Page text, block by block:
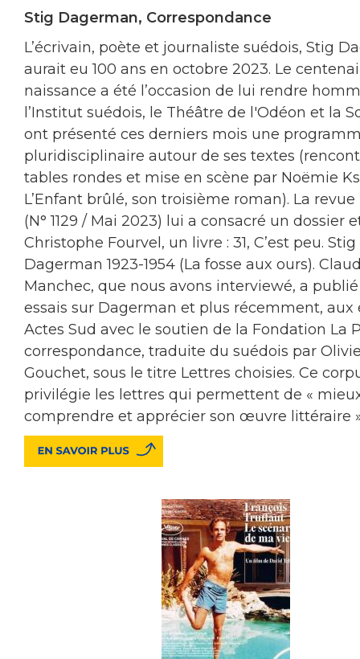
Stig Dagerman, Correspondance
L’écrivain, poète et journaliste suédois, Stig
aurait eu 100 ans en octobre 2023. Le
naissance a été l’occasion de lui rendre
l’Institut suédois, le Théâtre de l'Odéon et la
ont présenté ces derniers mois une
pluridisciplinaire autour de ses textes
tables rondes et mise en scène par Noëmie
L’Enfant brûlé, son troisième roman). La
(N° 1129 / Mai 2023) lui a consacré un dossier
Christophe Fourvel, un livre : 31, C’est peu. Stig
Dagerman 1923-1954 (La fosse aux ours).
Manchec, que nous avons interviewé, a
essais sur Dagerman et plus récemment, aux
Actes Sud avec le soutien de la Fondation La
correspondance, traduite du suédois par
Gouchet, sous le titre Lettres choisies. Ce
privilégie les lettres qui permettent de «
comprendre et apprécier son œuvre littéraire